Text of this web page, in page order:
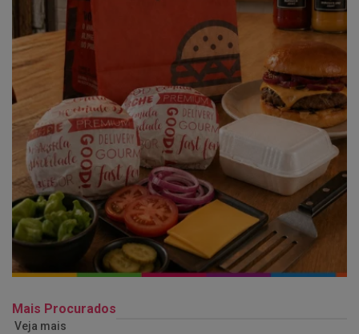
Mais Procurados
Veja mais